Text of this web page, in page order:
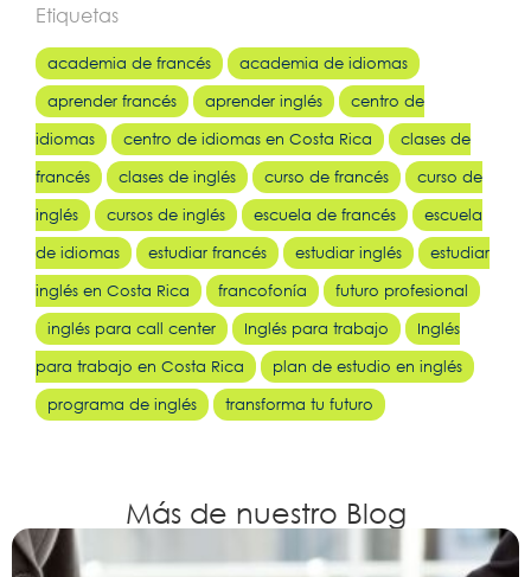
Etiquetas
academia de francés
academia de idiomas
aprender francés
aprender inglés
centro de
idiomas
centro de idiomas en Costa Rica
clases de
francés
clases de inglés curso de francés
curso de
inglés
cursos de inglés escuela de francés
escuela
de idiomas
estudiar francés estudiar inglés
estudiar
inglés en Costa Rica
francofonía
futuro profesional
inglés para call center
Inglés para trabajo
Inglés
para trabajo en Costa Rica
plan de estudio en inglés
programa de inglés
transforma tu futuro
Más de nuestro Blog